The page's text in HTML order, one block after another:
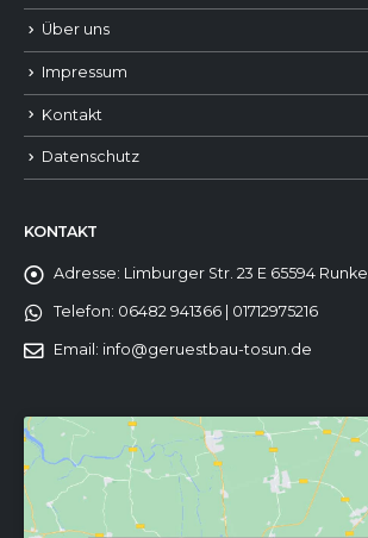
Über uns
Impressum
Kontakt
Datenschutz
KONTAKT
Adresse: Limburger Str. 23 E 65594 Runkel
Telefon: 06482 941366 | 01712975216
Email: info@geruestbau-tosun.de